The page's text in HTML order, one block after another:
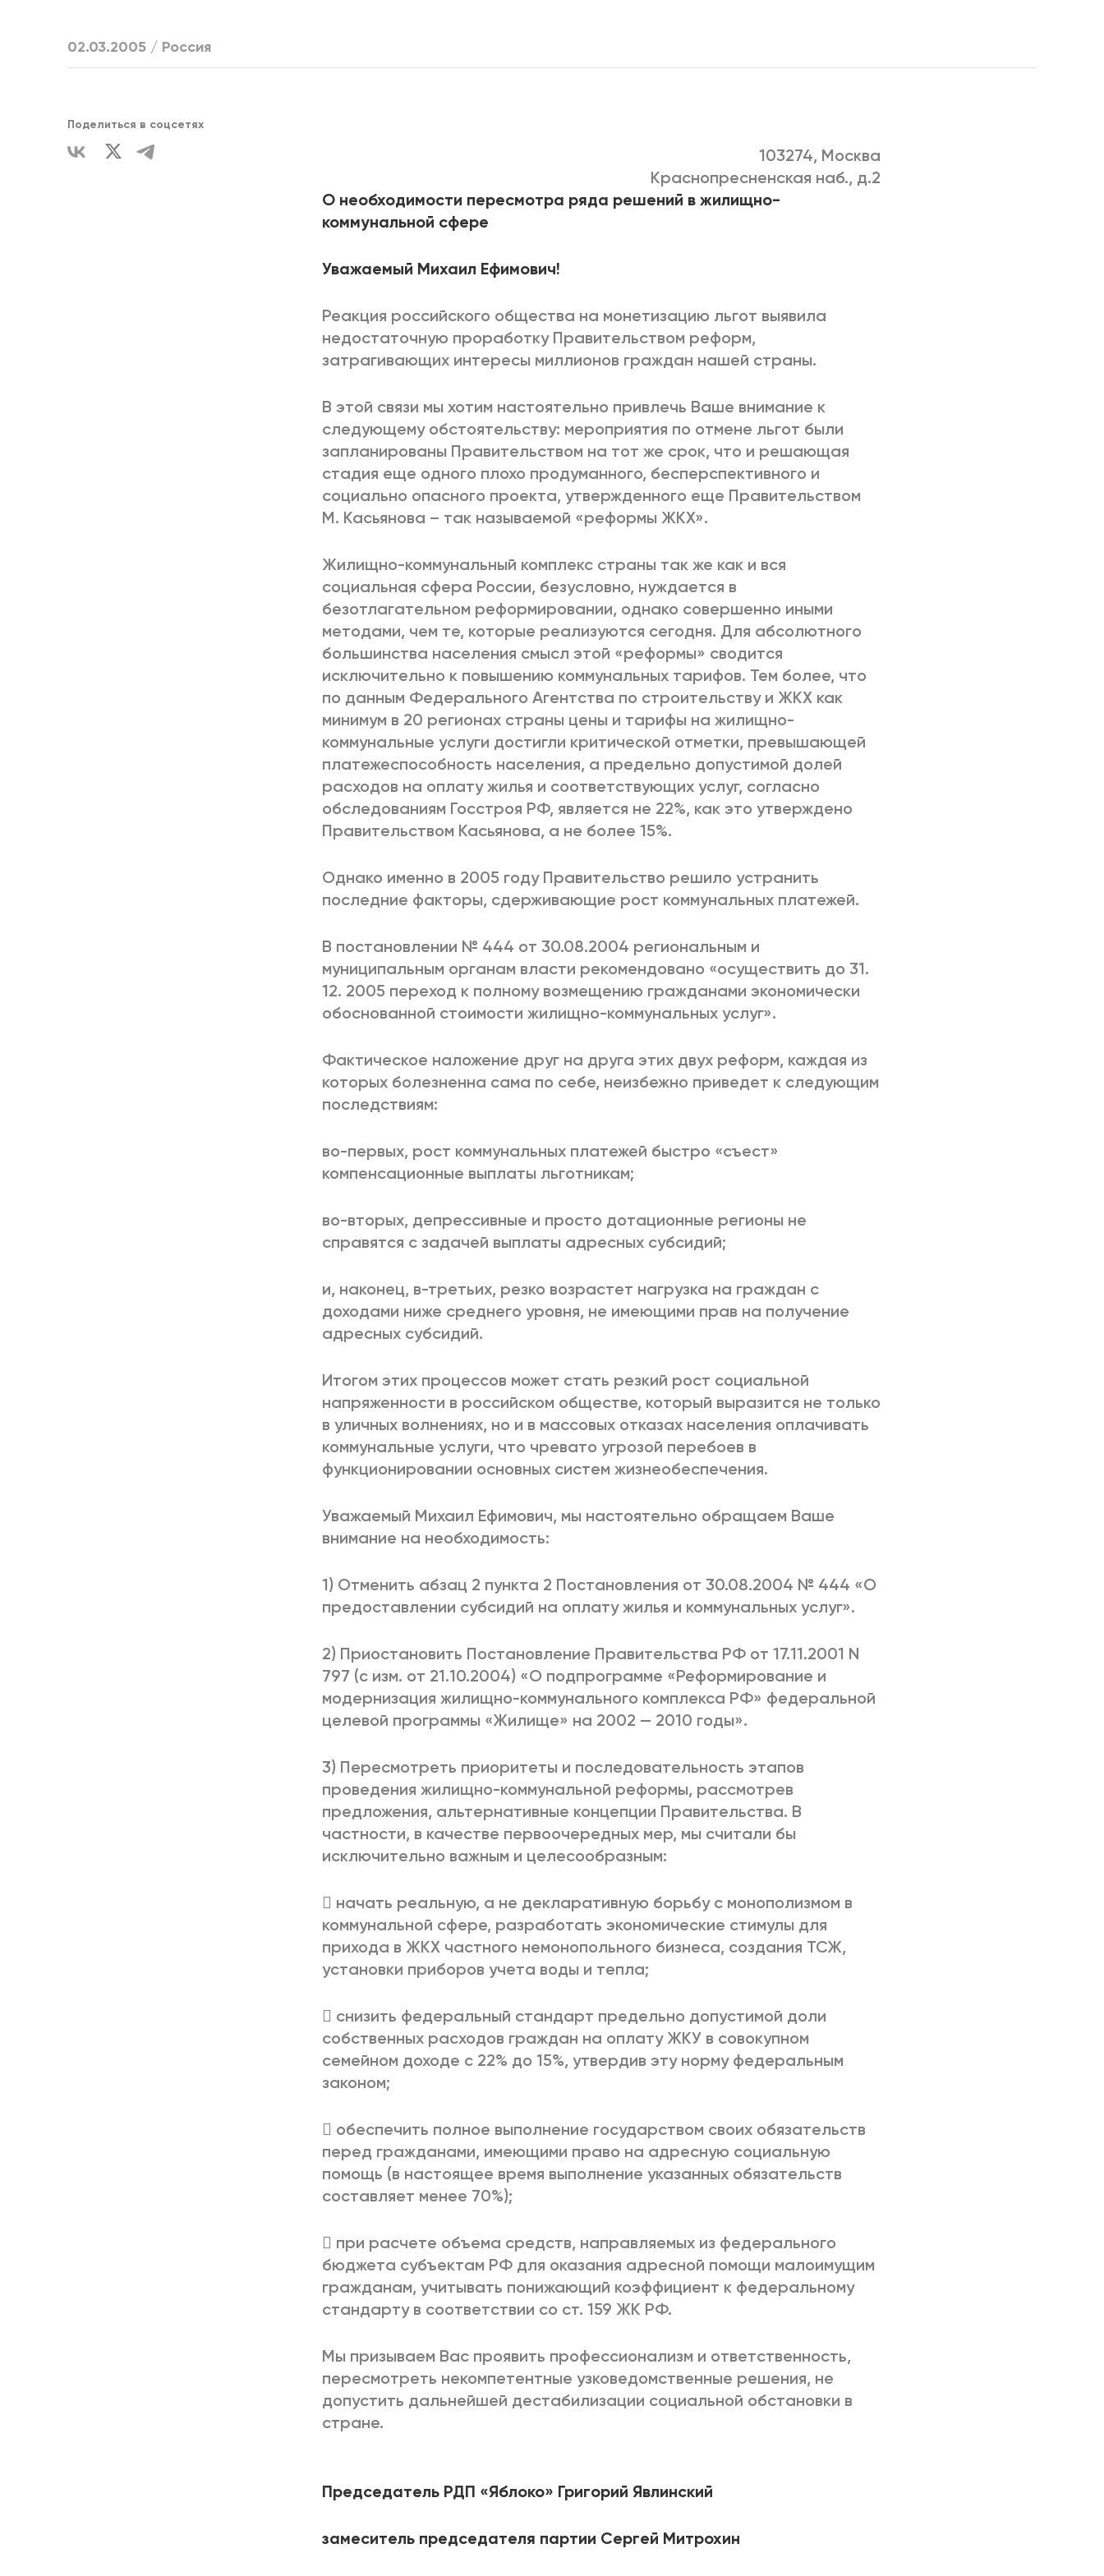
02.03.2005 / Россия
Поделиться в соцсетях
103274, Москва
Краснопресненская наб., д.2
О необходимости пересмотра ряда решений в жилищно-
коммунальной сфере
Уважаемый Михаил Ефимович!
Реакция российского общества на монетизацию льгот выявила
недостаточную проработку Правительством реформ,
затрагивающих интересы миллионов граждан нашей страны.
В этой связи мы хотим настоятельно привлечь Ваше внимание к
следующему обстоятельству: мероприятия по отмене льгот были
запланированы Правительством на тот же срок, что и решающая
стадия еще одного плохо продуманного, бесперспективного и
социально опасного проекта, утвержденного еще Правительством
М. Касьянова – так называемой «реформы ЖКХ».
Жилищно-коммунальный комплекс страны так же как и вся
социальная сфера России, безусловно, нуждается в
безотлагательном реформировании, однако совершенно иными
методами, чем те, которые реализуются сегодня. Для абсолютного
большинства населения смысл этой «реформы» сводится
исключительно к повышению коммунальных тарифов. Тем более, что
по данным Федерального Агентства по строительству и ЖКХ как
минимум в 20 регионах страны цены и тарифы на жилищно-
коммунальные услуги достигли критической отметки, превышающей
платежеспособность населения, а предельно допустимой долей
расходов на оплату жилья и соответствующих услуг, согласно
обследованиям Госстроя РФ, является не 22%, как это утверждено
Правительством Касьянова, а не более 15%.
Однако именно в 2005 году Правительство решило устранить
последние факторы, сдерживающие рост коммунальных платежей.
В постановлении № 444 от 30.08.2004 региональным и
муниципальным органам власти рекомендовано «осуществить до 31.
12. 2005 переход к полному возмещению гражданами экономически
обоснованной стоимости жилищно-коммунальных услуг».
Фактическое наложение друг на друга этих двух реформ, каждая из
которых болезненна сама по себе, неизбежно приведет к следующим
последствиям:
во-первых, рост коммунальных платежей быстро «съест»
компенсационные выплаты льготникам;
во-вторых, депрессивные и просто дотационные регионы не
справятся с задачей выплаты адресных субсидий;
и, наконец, в-третьих, резко возрастет нагрузка на граждан с
доходами ниже среднего уровня, не имеющими прав на получение
адресных субсидий.
Итогом этих процессов может стать резкий рост социальной
напряженности в российском обществе, который выразится не только
в уличных волнениях, но и в массовых отказах населения оплачивать
коммунальные услуги, что чревато угрозой перебоев в
функционировании основных систем жизнеобеспечения.
Уважаемый Михаил Ефимович, мы настоятельно обращаем Ваше
внимание на необходимость:
1) Отменить абзац 2 пункта 2 Постановления от 30.08.2004 № 444 «О
предоставлении субсидий на оплату жилья и коммунальных услуг».
2) Приостановить Постановление Правительства РФ от 17.11.2001 N
797 (с изм. от 21.10.2004) «О подпрограмме «Реформирование и
модернизация жилищно-коммунального комплекса РФ» федеральной
целевой программы «Жилище» на 2002 — 2010 годы».
3) Пересмотреть приоритеты и последовательность этапов
проведения жилищно-коммунальной реформы, рассмотрев
предложения, альтернативные концепции Правительства. В
частности, в качестве первоочередных мер, мы считали бы
исключительно важным и целесообразным:
 начать реальную, а не декларативную борьбу с монополизмом в
коммунальной сфере, разработать экономические стимулы для
прихода в ЖКХ частного немонопольного бизнеса, создания ТСЖ,
установки приборов учета воды и тепла;
 снизить федеральный стандарт предельно допустимой доли
собственных расходов граждан на оплату ЖКУ в совокупном
семейном доходе с 22% до 15%, утвердив эту норму федеральным
законом;
 обеспечить полное выполнение государством своих обязательств
перед гражданами, имеющими право на адресную социальную
помощь (в настоящее время выполнение указанных обязательств
составляет менее 70%);
 при расчете объема средств, направляемых из федерального
бюджета субъектам РФ для оказания адресной помощи малоимущим
гражданам, учитывать понижающий коэффициент к федеральному
стандарту в соответствии со ст. 159 ЖК РФ.
Мы призываем Вас проявить профессионализм и ответственность,
пересмотреть некомпетентные узковедомственные решения, не
допустить дальнейшей дестабилизации социальной обстановки в
стране.
Председатель РДП «Яблоко» Григорий Явлинский
замеситель председателя партии Сергей Митрохин